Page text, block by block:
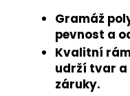
Gramáž
pevnost a
Kvalitní
udrží tvar a
záruky.